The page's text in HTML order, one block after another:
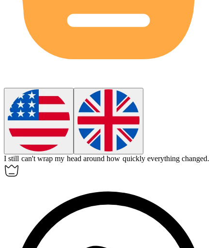
I still can't wrap my head around how quickly everything changed.